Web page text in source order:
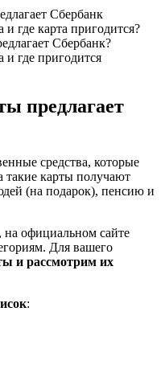
Сбербанк
где карта пригодится?
Сбербанк?
и где пригодится
предлагает
средства, которые
такие карты получают
(на подарок), пенсию и
официальном сайте
Для вашего
и рассмотрим их
: